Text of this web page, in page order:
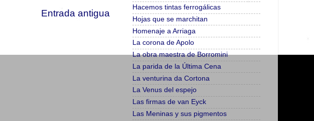
Entrada antigua
Hacemos tintas ferrogálicas
Hojas que se marchitan
Homenaje a Arriaga
La corona de Apolo
La obra maestra de Borromini
La parida de la Última Cena
La venturina da Cortona
La Venus del espejo
Las firmas de van Eyck
Las Meninas y sus pigmentos